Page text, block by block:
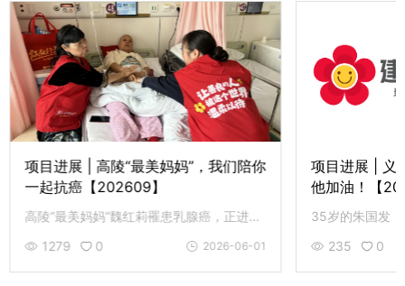
项目进展 | 高陵“最美妈妈”，我们陪你
一起抗癌【202609】
高陵“最美妈妈”魏红莉罹患乳腺癌，正进行术后化疗，建辉志愿者特意到医院探望，为她加油打气。
1279
0 2026-06-01
项目进展 | 义
他加油！【
235 0